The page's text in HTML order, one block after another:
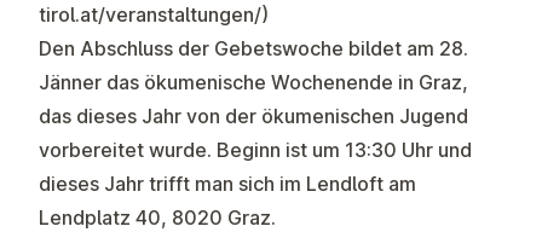
tirol.at/veranstaltungen/)
Den Abschluss der Gebetswoche bildet am 28.
Jänner das ökumenische Wochenende in Graz,
das dieses Jahr von der ökumenischen Jugend
vorbereitet wurde. Beginn ist um 13:30 Uhr und
dieses Jahr trifft man sich im Lendloft am
Lendplatz 40, 8020 Graz.